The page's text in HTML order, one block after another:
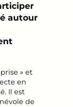
autour
» et
en
Il est
de